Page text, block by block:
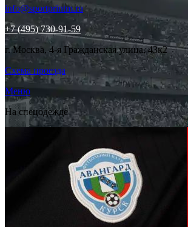
info@sportprintm.ru
+7 (495) 730-91-59
г. Москва, 4-я Гражданская улица, 43к2
Схема проезда
Меню
На спецодежде